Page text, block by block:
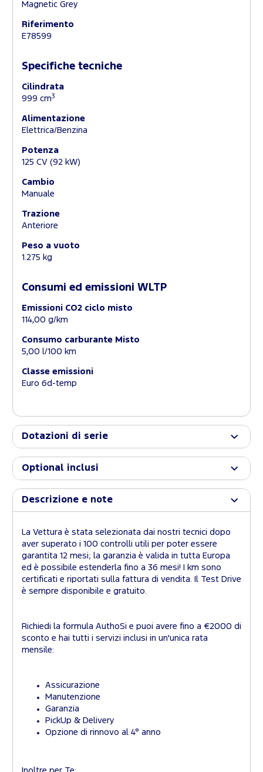
Magnetic Grey
Riferimento
E78599
Specifiche tecniche
Cilindrata
999 cm3
Alimentazione
Elettrica/Benzina
Potenza
125 CV (92 kW)
Cambio
Manuale
Trazione
Anteriore
Peso a vuoto
1.275 kg
Consumi ed emissioni WLTP
Emissioni CO2 ciclo misto
114,00 g/km
Consumo carburante Misto
5,00 l/100 km
Classe emissioni
Euro 6d-temp
Dotazioni di serie
Optional inclusi
Descrizione e note
La Vettura è stata selezionata dai nostri tecnici dopo
aver superato i 100 controlli utili per poter essere
garantita 12 mesi; la garanzia è valida in tutta Europa
ed è possibile estenderla fino a 36 mesi! I km sono
certificati e riportati sulla fattura di vendita. Il Test Drive
è sempre disponibile e gratuito.
Richiedi la formula AuthoSi e puoi avere fino a €2000 di
sconto e hai tutti i servizi inclusi in un'unica rata
mensile:
Assicurazione
Manutenzione
Garanzia
PickUp & Delivery
Opzione di rinnovo al 4° anno